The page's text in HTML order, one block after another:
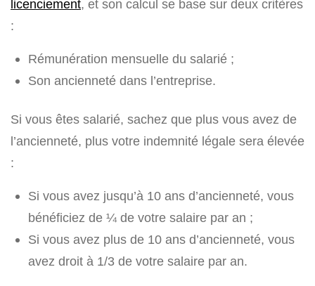
licenciement, et son calcul se base sur deux critères
:
Rémunération mensuelle du salarié ;
Son ancienneté dans l’entreprise.
Si vous êtes salarié, sachez que plus vous avez de
l’ancienneté, plus votre indemnité légale sera élevée
:
Si vous avez jusqu’à 10 ans d’ancienneté, vous
bénéficiez de ¼ de votre salaire par an ;
Si vous avez plus de 10 ans d’ancienneté, vous
avez droit à 1/3 de votre salaire par an.